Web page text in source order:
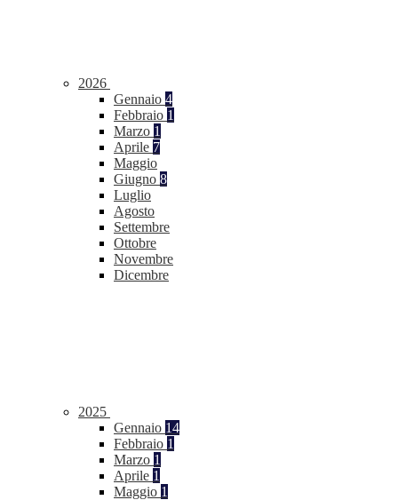
2026
Gennaio 4
Febbraio 1
Marzo 1
Aprile 7
Maggio
Giugno 8
Luglio
Agosto
Settembre
Ottobre
Novembre
Dicembre
2025
Gennaio 14
Febbraio 1
Marzo 1
Aprile 1
Maggio 1